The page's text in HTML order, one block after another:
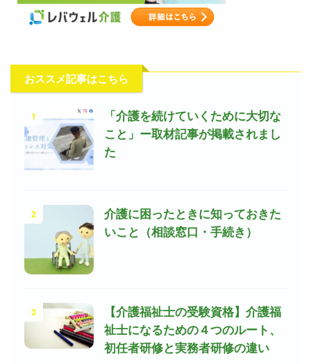
おススメ記事はこちら
1
「介護を続けていくために大切な
こと」ー取材記事が掲載されまし
た
2
介護に困ったときに知っておきた
いこと（相談窓口・手続き）
3
【介護福祉士の受験資格】介護福
祉士になるための４つのルート、
初任者研修と実務者研修の違い